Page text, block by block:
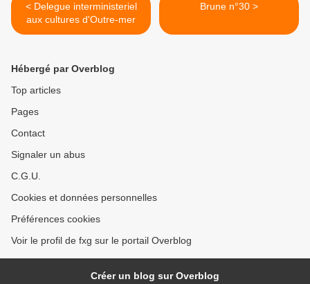
< Delegue interministeriel
aux cultures d'Outre-mer
Brune n°30 >
Hébergé par Overblog
Top articles
Pages
Contact
Signaler un abus
C.G.U.
Cookies et données personnelles
Préférences cookies
Voir le profil de fxg sur le portail Overblog
Créer un blog sur Overblog